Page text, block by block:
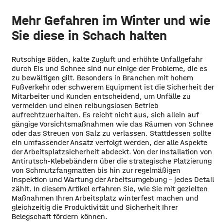
Mehr Gefahren im Winter und wie
Sie diese in Schach halten
Rutschige Böden, kalte Zugluft und erhöhte Unfallgefahr
durch Eis und Schnee sind nur einige der Probleme, die es
zu bewältigen gilt. Besonders in Branchen mit hohem
Fußverkehr oder schwerem Equipment ist die Sicherheit der
Mitarbeiter und Kunden entscheidend, um Unfälle zu
vermeiden und einen reibungslosen Betrieb
aufrechtzuerhalten. Es reicht nicht aus, sich allein auf
gängige Vorsichtsmaßnahmen wie das Räumen von Schnee
oder das Streuen von Salz zu verlassen. Stattdessen sollte
ein umfassender Ansatz verfolgt werden, der alle Aspekte
der Arbeitsplatzsicherheit abdeckt. Von der Installation von
Antirutsch-Klebebändern über die strategische Platzierung
von Schmutzfangmatten bis hin zur regelmäßigen
Inspektion und Wartung der Arbeitsumgebung – jedes Detail
zählt. In diesem Artikel erfahren Sie, wie Sie mit gezielten
Maßnahmen Ihren Arbeitsplatz winterfest machen und
gleichzeitig die Produktivität und Sicherheit Ihrer
Belegschaft fördern können.